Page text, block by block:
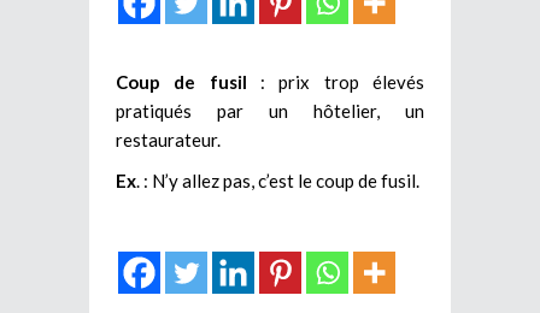
Coup de fusil : prix trop élevés
pratiqués par un hôtelier, un
restaurateur.
Ex . : N’y allez pas, c’est le coup de fusil.